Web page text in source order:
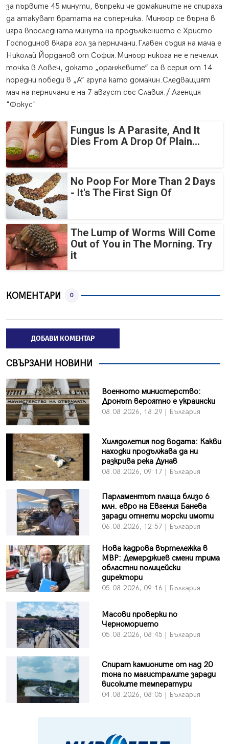
за първите 45 минути, въпреки че домакините не спираха
да атакуват вратата на съперника. Миньор се върна в
игра впоследната минута на продължението е Христо
Господинов вкара гол за перничани.Главен съдия на мача е
Николай Йорданов от София.Миньор никога не е печелил
точка в Ловеч, докато „оранжевите” са в серия от 14
поредни победи в „А” група като домакин.Следващият
мач на перничани е на 7 август със Славия./ Агенция
"Фокус"
Fungus Is A Parasite, And It
Dies From A Drop Of Plain...
No Poop For More Than 2 Days
- It's The First Sign Of
The Lump of Worms Will Come
Out of You in The Morning. Try
it
КОМЕНТАРИ 0
ДОБАВИ КОМЕНТАР
СВЪРЗАНИ НОВИНИ
Военното министерство:
Дронът вероятно е украински
08.08.2026, 18:29 | България
Хилядолетия под водата: Какви
находки продължава да ни
разкрива река Дунав
08.08.2026, 09:17 | България
Парламентът плаща близо 6
млн. евро на Евгения Банева
заради отнети морски имоти
06.08.2026, 12:57 | България
Нова кадрова въртележка в
МВР: Демерджиев смени трима
областни полицейски
директори
05.08.2026, 09:16 | България
Масови проверки по
Черноморието
05.08.2026, 08:45 | България
Спират камионите от над 20
тона по магистралите заради
високите температури
04.08.2026, 08:05 | България